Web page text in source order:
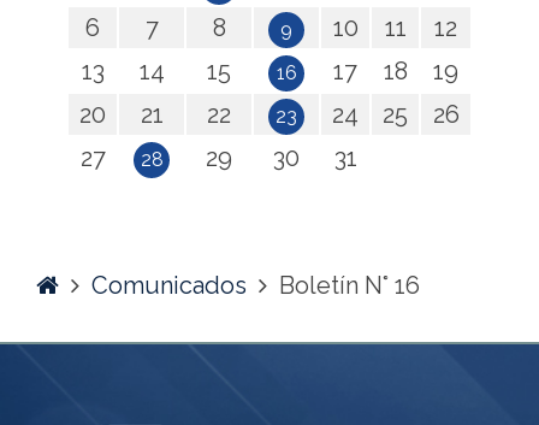
6
7 8 9 10 11
12
13
14 15 16 17 18
19
20
21 22 23 24 25
26
27
28 29 30 31
HomeComunicados Boletín N° 16